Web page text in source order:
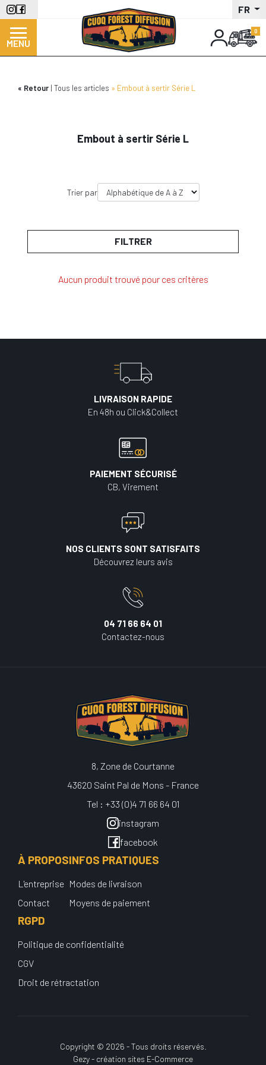
Aller
au
contenu
principal
FR
MENU
Retour Tous les articles Embout à sertir Série L
Embout à sertir Série L
Trier par
FILTRER
Aucun produit trouvé pour ces critères
LIVRAISON RAPIDE
En 48h ou Click&Collect
PAIEMENT SÉCURISÉ
CB, Virement
NOS CLIENTS SONT SATISFAITS
Découvrez leurs avis
04 71 66 64 01
Contactez-nous
8, Zone de Courtanne
43620 Saint Pal de Mons - France
Tel : +33 (0)4 71 66 64 01
instagram
facebook
À PROPOS
L'entreprise
Contact
INFOS PRATIQUES
Modes de livraison
Moyens de paiement
RGPD
Politique de confidentialité
CGV
Droit de rétractation
Copyright © 2026 - Tous droits réservés.
Gezy - création sites E-Commerce